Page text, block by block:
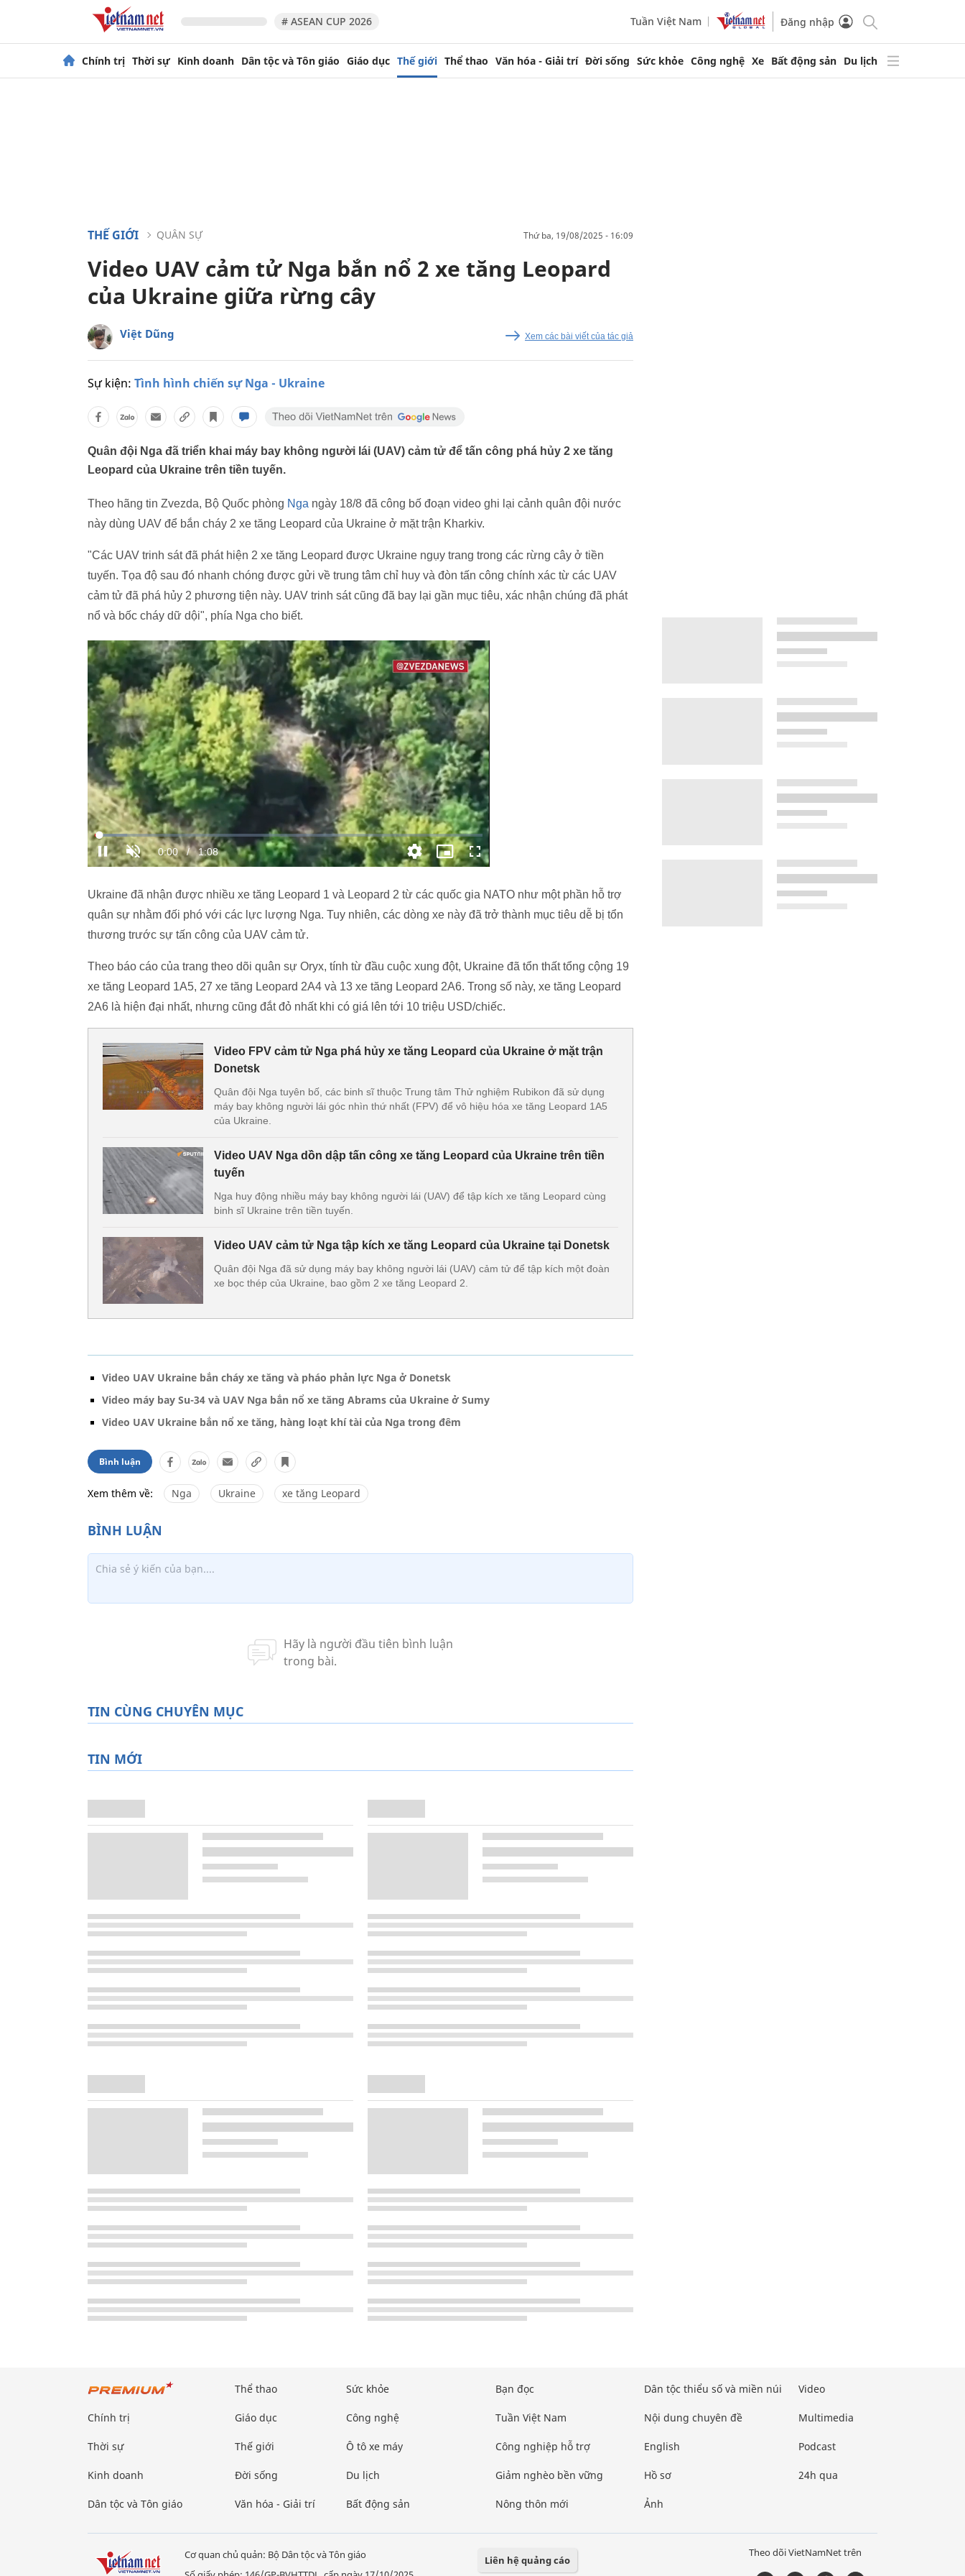
# ASEAN CUP 2026 Tuần Việt Nam Đăng nhập
Chính trị Thời sự Kinh doanh Dân tộc và Tôn giáo Giáo dục Thế giới Thể thao Văn hóa - Giải trí Đời sống Sức khỏe Công nghệ Xe Bất động sản Du lịch
THẾ GIỚI QUÂN SỰ thứ ba, 19/08/2025 - 16:09
Video UAV cảm tử Nga bắn nổ 2 xe tăng Leopard
của Ukraine giữa rừng cây
Việt Dũng Xem các bài viết của tác giả
Sự kiện: Tình hình chiến sự Nga - Ukraine
Quân đội Nga đã triển khai máy bay không người lái (UAV) cảm tử để tấn công phá hủy 2 xe tăng
Leopard của Ukraine trên tiền tuyến.
Theo hãng tin Zvezda, Bộ Quốc phòng Nga ngày 18/8 đã công bố đoạn video ghi lại cảnh quân đội nước
này dùng UAV để bắn cháy 2 xe tăng Leopard của Ukraine ở mặt trận Kharkiv.
"Các UAV trinh sát đã phát hiện 2 xe tăng Leopard được Ukraine ngụy trang trong các rừng cây ở tiền
tuyến. Tọa độ sau đó nhanh chóng được gửi về trung tâm chỉ huy và đòn tấn công chính xác từ các UAV
cảm tử đã phá hủy 2 phương tiện này. UAV trinh sát cũng đã bay lại gần mục tiêu, xác nhận chúng đã phát
nổ và bốc cháy dữ dội", phía Nga cho biết.
Ukraine đã nhận được nhiều xe tăng Leopard 1 và Leopard 2 từ các quốc gia NATO như một phần hỗ trợ
quân sự nhằm đối phó với các lực lượng Nga. Tuy nhiên, các dòng xe này đã trở thành mục tiêu dễ bị tổn
thương trước sự tấn công của UAV cảm tử.
Theo báo cáo của trang theo dõi quân sự Oryx, tính từ đầu cuộc xung đột, Ukraine đã tổn thất tổng cộng 19
xe tăng Leopard 1A5, 27 xe tăng Leopard 2A4 và 13 xe tăng Leopard 2A6. Trong số này, xe tăng Leopard
2A6 là hiện đại nhất, nhưng cũng đắt đỏ nhất khi có giá lên tới 10 triệu USD/chiếc.
Video FPV cảm tử Nga phá hủy xe tăng Leopard của Ukraine ở mặt trận
Donetsk
Quân đội Nga tuyên bố, các binh sĩ thuộc Trung tâm Thử nghiệm Rubikon đã sử dụng
máy bay không người lái góc nhìn thứ nhất (FPV) để vô hiệu hóa xe tăng Leopard 1A5
của Ukraine.
Video UAV Nga dồn dập tấn công xe tăng Leopard của Ukraine trên tiền
tuyến
Nga huy động nhiều máy bay không người lái (UAV) để tập kích xe tăng Leopard cùng
binh sĩ Ukraine trên tiền tuyến.
Video UAV cảm tử Nga tập kích xe tăng Leopard của Ukraine tại Donetsk
Quân đội Nga đã sử dụng máy bay không người lái (UAV) cảm tử để tập kích một đoàn
xe bọc thép của Ukraine, bao gồm 2 xe tăng Leopard 2.
Video UAV Ukraine bắn cháy xe tăng và pháo phản lực Nga ở Donetsk
Video máy bay Su-34 và UAV Nga bắn nổ xe tăng Abrams của Ukraine ở Sumy
Video UAV Ukraine bắn nổ xe tăng, hàng loạt khí tài của Nga trong đêm
Bình luận
Xem thêm về: Nga Ukraine xe tăng Leopard
TIN CÙNG CHUYÊN MỤC
TIN MỚI
Chính trị
Thời sự
Kinh doanh
Dân tộc và Tôn giáo
Thể thao
Giáo dục
Thế giới
Đời sống
Văn hóa - Giải trí
Sức khỏe
Công nghệ
Ô tô xe máy
Du lịch
Bất động sản
Bạn đọc
Tuần Việt Nam
Công nghiệp hỗ trợ
Giảm nghèo bền vững
Nông thôn mới
Dân tộc thiểu số và miền núi
Nội dung chuyên đề
English
Hồ sơ
Ảnh
Video
Multimedia
Podcast
24h qua
Cơ quan chủ quản: Bộ Dân tộc và Tôn giáo
Liên hệ quảng cáo
Theo dõi VietNamNet trên